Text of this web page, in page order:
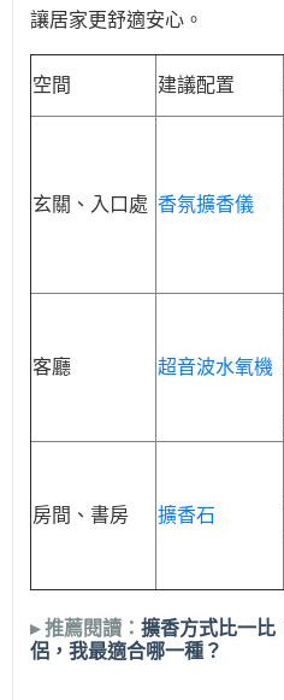
讓居家更舒適安心。
空間 建議配置
玄關、入口處 香氛擴香儀
客廳 超音波水氧機
房間、書房 擴香石
▸ 推薦閱讀： 擴香方式比一比
侶，我最適合哪一種？